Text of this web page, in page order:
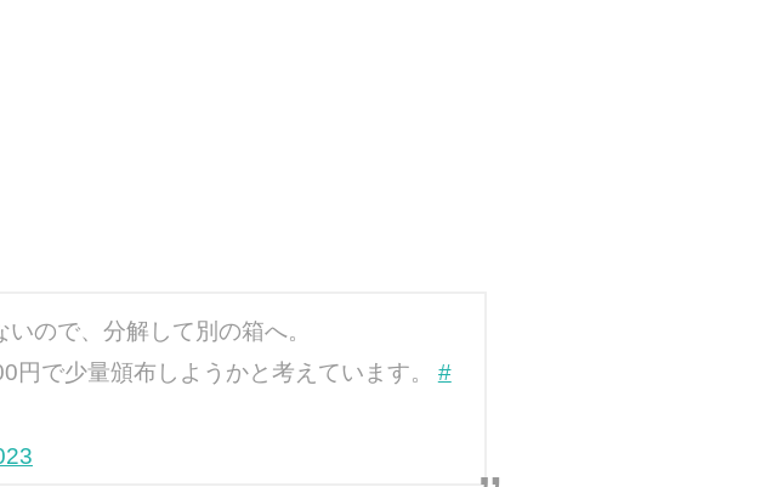
ので、分解して別の箱へ。
で少量頒布しようかと考えています。
#